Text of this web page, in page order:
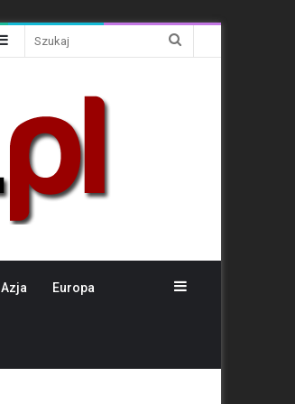
Sidebar
Azja Europa Sidebar